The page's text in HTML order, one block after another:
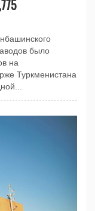
было
на
Туркменистана